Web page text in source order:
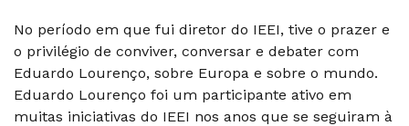
No período em que fui diretor do IEEI, tive o prazer e
o privilégio de conviver, conversar e debater com
Eduardo Lourenço, sobre Europa e sobre o mundo.
Eduardo Lourenço foi um participante ativo em
muitas iniciativas do IEEI nos anos que se seguiram à